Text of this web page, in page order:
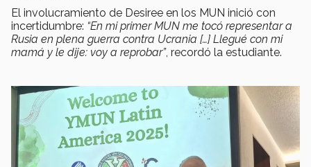
El involucramiento de Desiree en los MUN inició con
incertidumbre: “En mi primer MUN me tocó representar a
Rusia en plena guerra contra Ucrania […] Llegué con mi
mamá y le dije: voy a reprobar”, recordó la estudiante.